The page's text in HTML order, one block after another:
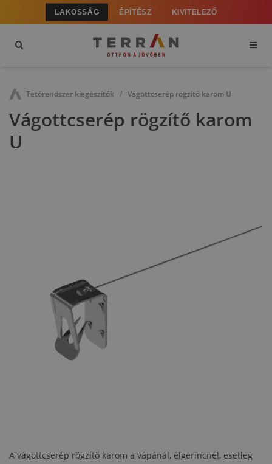
LAKOSSÁG ÉPÍTÉSZ KIVITELEZŐ
Tetőrendszer kiegészítők Vágottcserép rögzítő karom U
Vágottcserép rögzítő karom
U
A vágottcserép rögzítő karom a vápánál, élgerincnél, esetleg